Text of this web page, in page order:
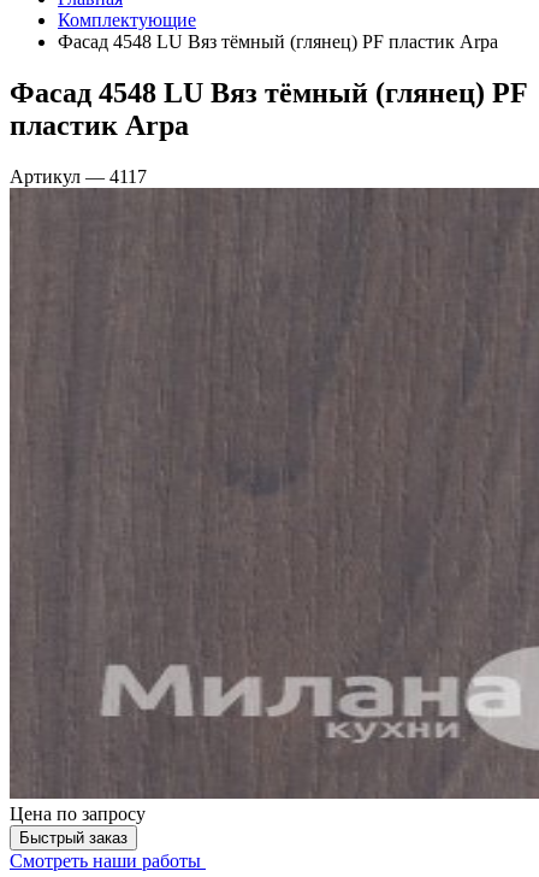
Комплектующие
Фасад 4548 LU Вяз тёмный (глянец) PF пластик Arpa
Фасад 4548 LU Вяз тёмный (глянец) PF
пластик Arpa
Артикул — 4117
Цена по запросу
Быстрый заказ
Смотреть наши работы